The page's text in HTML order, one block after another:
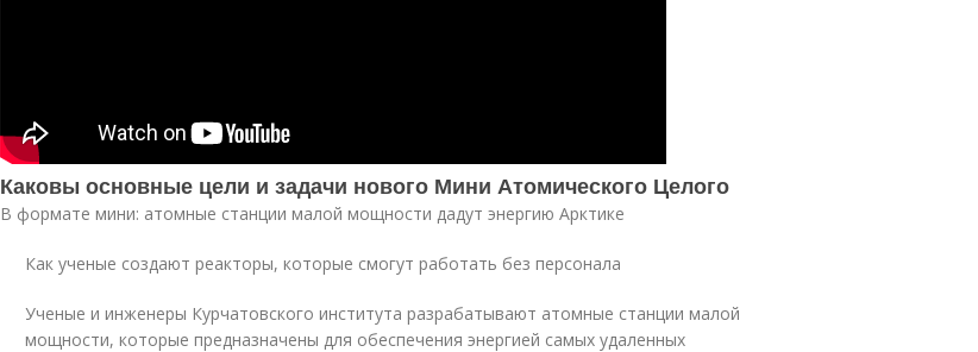
Каковы основные цели и задачи нового Мини Атомического Целого
В формате мини: атомные станции малой мощности дадут энергию Арктике
Как ученые создают реакторы, которые смогут работать без персонала
Ученые и инженеры Курчатовского института разрабатывают атомные станции малой
мощности, которые предназначены для обеспечения энергией самых удаленных